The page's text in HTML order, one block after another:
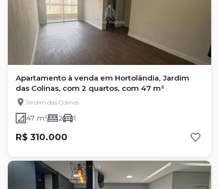
Apartamento à venda em Hortolândia, Jardim
das Colinas, com 2 quartos, com 47 m²
Jardim das Colinas
47 m² 2 1
R$ 310.000